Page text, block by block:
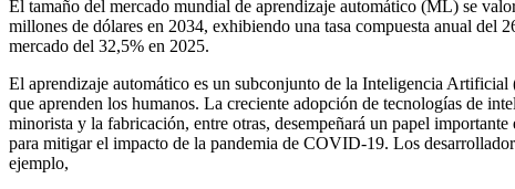
El tamaño del mercado mundial de aprendizaje automático (ML) se
millones de dólares en 2034, exhibiendo una tasa compuesta anual
mercado del 32,5% en 2025.
El aprendizaje automático es un subconjunto de la Inteligencia Artificial
que aprenden los humanos. La creciente adopción de tecnologías de
minorista y la fabricación, entre otras, desempeñará un papel
para mitigar el impacto de la pandemia de COVID-19. Los
ejemplo,